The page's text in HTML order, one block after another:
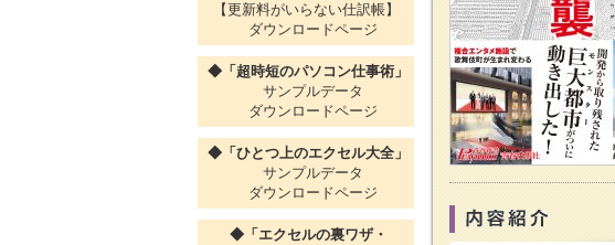
【更新料がいらない仕訳帳】
ダウンロードページ
◆「超時短のパソコン仕事術」
サンプルデータ
ダウンロードページ
◆「ひとつ上のエクセル大全」
サンプルデータ
ダウンロードページ
◆「エクセルの裏ワザ・